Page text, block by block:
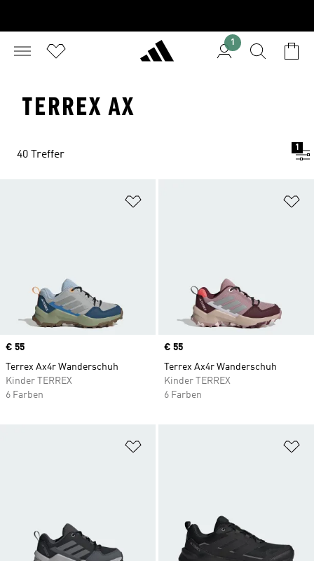
1
TERREX AX
40 Treffer
1
Price
€ 55
Terrex Ax4r Wanderschuh
Kinder TERREX
6 Farben
Price
€ 55
Terrex Ax4r Wanderschuh
Kinder TERREX
6 Farben